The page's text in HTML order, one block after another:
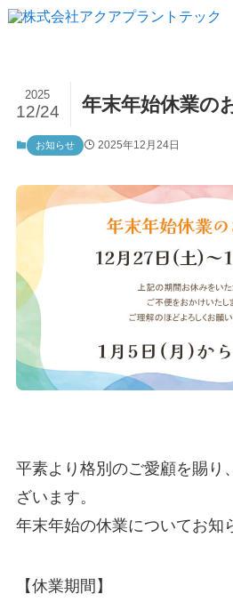
年末年始休業の
2025
12/24
お知らせ 2025年12月24日
平素より格別のご愛顧を賜り
ざいます。
年末年始の休業についてお知
【休業期間】